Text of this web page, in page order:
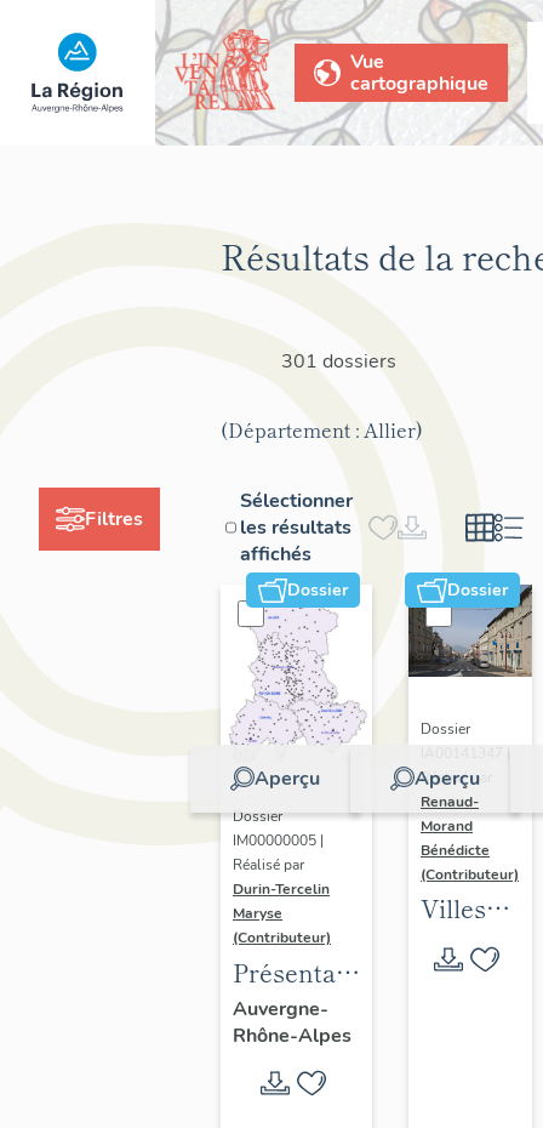
Vue
cartographique
Filtres
Résultats de la
301 dossiers
(Département : Allier)
Sélectionner
les résultats
affichés
Dossier
Aperçu
Dossier
IM00000005 |
Réalisé par
Durin-Tercelin
Maryse
(Contributeur)
Présentation
de
l’opération
tissus et
ornements
Auvergne-
Rhône-Alpes
Dossier
Aperçu
Dossier
IA00141347 |
Réalisé par
Renaud-
Morand
Bénédicte
(Contributeur)
Villes
en
Auvergne